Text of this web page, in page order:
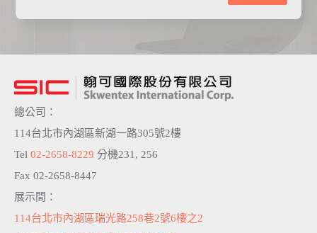
a
i
v
e
:
總公司：
114台北市內湖區新湖一路305號2樓
Tel 02-2658-8229 分機231, 256
Fax 02-2658-8447
展示間：
114台北市內湖區瑞光路258巷2號6樓之2